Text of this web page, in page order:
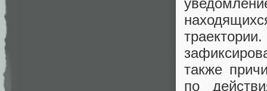
также
по